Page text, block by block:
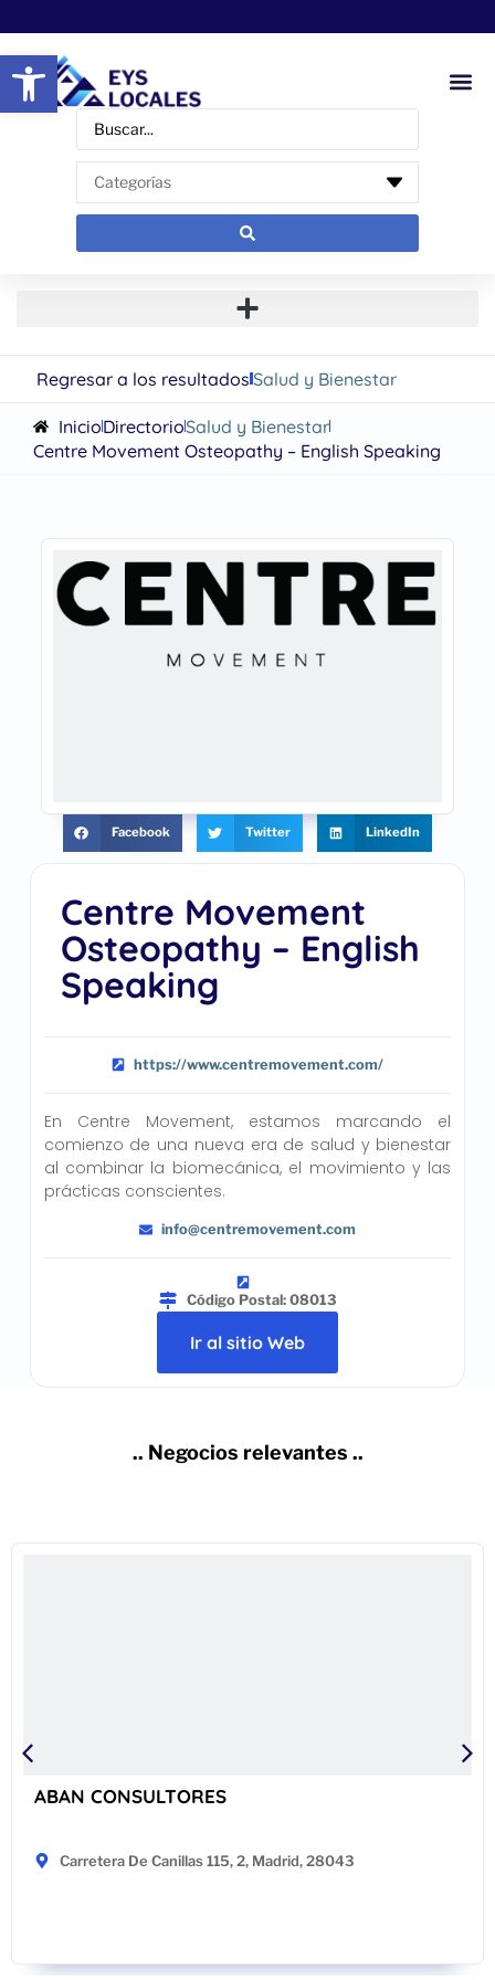
Abrir barra de herramientas
Regresar a los resultadosSalud y Bienestar
InicioDirectorioSalud y Bienestar
Centre Movement Osteopathy – English Speaking
Centre Movement
Osteopathy – English
Speaking
https://www.centremovement.com/
En Centre Movement, estamos marcando el
comienzo de una nueva era de salud y bienestar
al combinar la biomecánica, el movimiento y las
prácticas conscientes.
info@centremovement.com
Código Postal: 08013
Ir al sitio Web
Facebook Twitter LinkedIn
.. Negocios relevantes ..
ABAN CONSULTORES
Carretera De Canillas 115, 2, Madrid, 28043